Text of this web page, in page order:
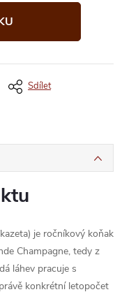
Sdílet
je ročníkový koňak
Champagne, tedy z
láhev pracuje s
konkrétní letopočet